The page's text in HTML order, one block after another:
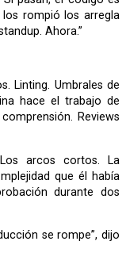
los rompió los arregla
Ahora.”
hace el trabajo de
Reviews
que él había
durante dos
se rompe”, dijo